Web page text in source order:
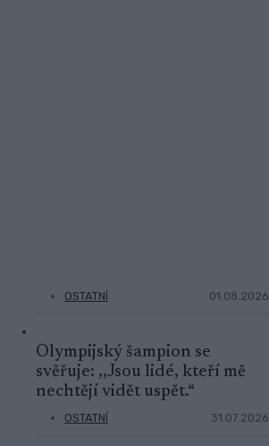
OSTATNÍ 01.08.2026
Olympijský šampion se
svěřuje: ,,Jsou lidé, kteří mě
nechtějí vidět uspět.“
OSTATNÍ 31.07.2026